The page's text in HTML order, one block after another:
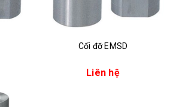
Cối đỡ EMSD
Liên hệ